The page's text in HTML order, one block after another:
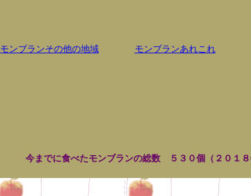
モンブランその他の地域 モンブランあれこれ
今までに食べたモンブランの総数 ５３０個（２０